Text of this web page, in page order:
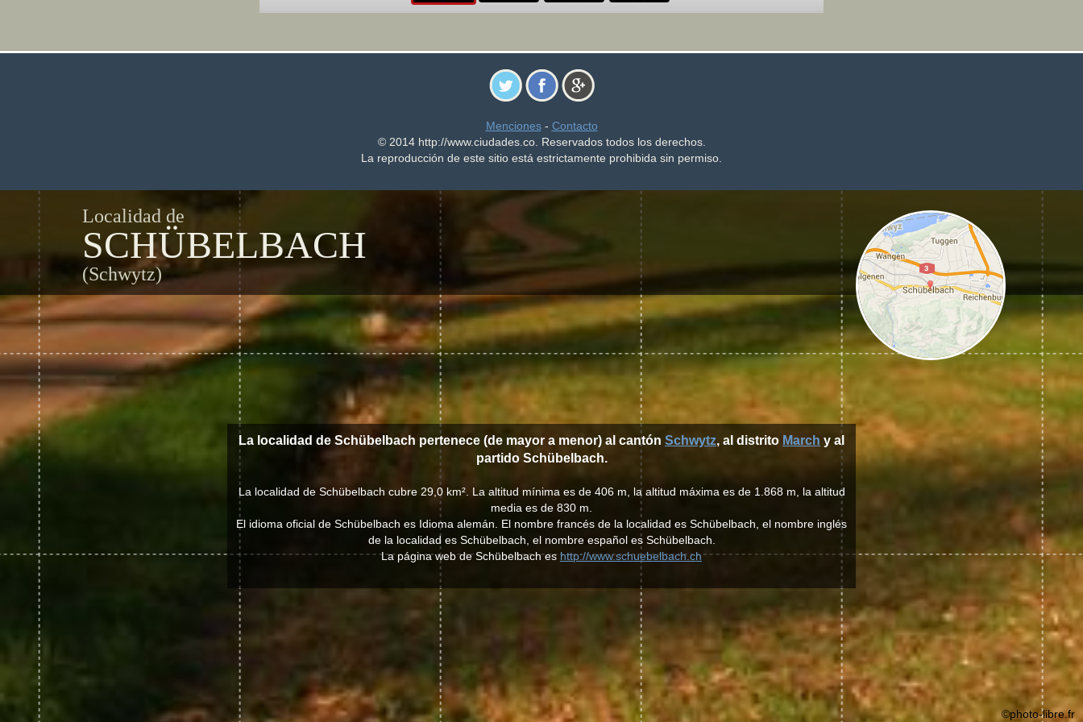
Menciones- Contacto
© 2014 http://www.ciudades.co. Reservados todos los derechos.
La reproducción de este sitio está estrictamente prohibida sin permiso.
Localidad de
SCHÜBELBACH
(Schwytz)
La localidad de Schübelbach pertenece (de mayor a menor) al cantón Schwytz, al distrito March y al
partido Schübelbach.
La localidad de Schübelbach cubre 29,0 km². La altitud mínima es de 406 m, la altitud máxima es de 1.868 m, la altitud
media es de 830 m.
El idioma oficial de Schübelbach es Idioma alemán. El nombre francés de la localidad es Schübelbach, el nombre inglés
de la localidad es Schübelbach, el nombre español es Schübelbach.
La página web de Schübelbach eshttp://www.schuebelbach.ch
©photo-libre.fr